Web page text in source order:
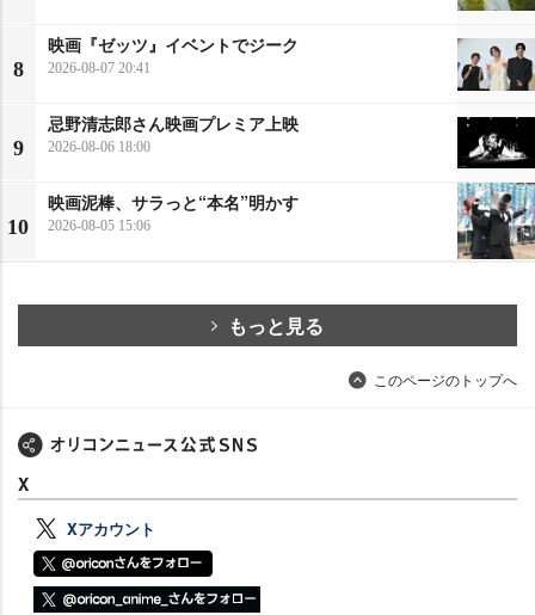
8
映画『ゼッツ』イベントでジーク
2026-08-07 20:41
9
忌野清志郎さん映画プレミア上映
2026-08-06 18:00
10
映画泥棒、サラっと“本名”明かす
2026-08-05 15:06
もっと見る
このページのトップへ
X
Xアカウント